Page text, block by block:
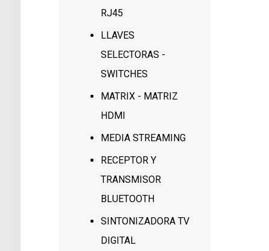
RJ45
LLAVES
SELECTORAS -
SWITCHES
MATRIX - MATRIZ
HDMI
MEDIA STREAMING
RECEPTOR Y
TRANSMISOR
BLUETOOTH
SINTONIZADORA TV
DIGITAL